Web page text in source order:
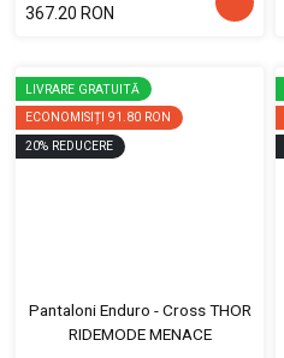
367.20 RON
LIVRARE GRATUITĂ
ECONOMISIȚI 91.80 RON
20% REDUCERE
Pantaloni Enduro - Cross THOR
RIDEMODE MENACE